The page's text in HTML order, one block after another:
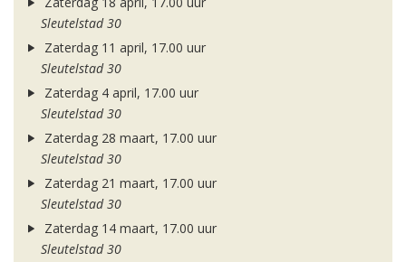
Sleutelstad 30
Zaterdag 11 april, 17.00 uur
Sleutelstad 30
Zaterdag 4 april, 17.00 uur
Sleutelstad 30
Zaterdag 28 maart, 17.00 uur
Sleutelstad 30
Zaterdag 21 maart, 17.00 uur
Sleutelstad 30
Zaterdag 14 maart, 17.00 uur
Sleutelstad 30